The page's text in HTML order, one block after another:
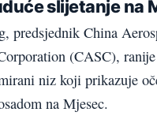
slijetanje na
predsjednik China
(CASC),
niz koji prikazuje
na Mjesec.